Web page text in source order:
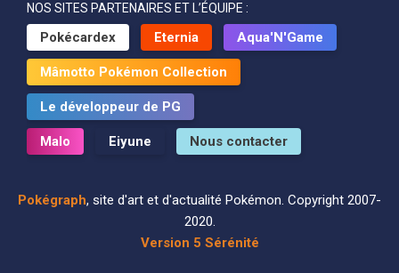
NOS SITES PARTENAIRES ET L’ÉQUIPE :
Pokécardex Eternia Aqua'N'Game
Mâmotto Pokémon Collection
Le développeur de PG
Malo Eiyune Nous contacter
Pokégraph, site d'art et d'actualité Pokémon. Copyright 2007-
2020.
Version 5 Sérénité